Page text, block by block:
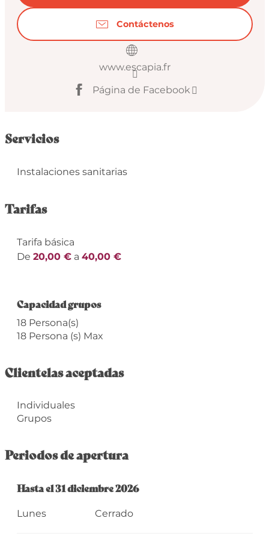
Contáctenos
www.escapia.fr
Página de Facebook
Servicios
Instalaciones sanitarias
Tarifas
Tarifa básica
De 20,00 €a 40,00 €
Capacidad grupos
Capacidad grupos
18 Persona(s)
18 Persona (s) Max
Clientelas aceptadas
Individuales
Grupos
Periodos de apertura
Del2 enero 2026al31 diciembre 2026
Hasta el31 diciembre 2026
Lunes Cerrado